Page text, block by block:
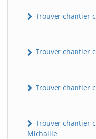
Trouver chantier
Trouver chantier
Trouver chantier
Trouver chantier
Michaille